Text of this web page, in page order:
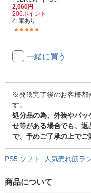
2,060円
206ポイント
在庫あり
一緒に買う
※発送完了後のお客様都
す。
処分品の為、外装やパ
せ等がある場合でも、
で、予めご了承の上でご
PS5 ソフト 人気売れ筋ラ
商品について